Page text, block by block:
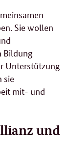
Sie wollen
Bildung
Unterstützung
sie
mit- und
und